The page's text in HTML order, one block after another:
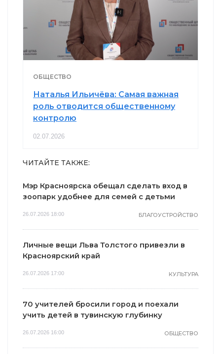
ОБЩЕСТВО
Наталья Ильичёва: Самая важная
роль отводится общественному
контролю
02.07.2026
ЧИТАЙТЕ ТАКЖЕ:
Мэр Красноярска обещал сделать вход в
зоопарк удобнее для семей с детьми
26.07.2026 18:00 БЛАГОУСТРОЙСТВО
Личные вещи Льва Толстого привезли в
Красноярский край
26.07.2026 17:00 КУЛЬТУРА
70 учителей бросили город и поехали
учить детей в тувинскую глубинку
26.07.2026 16:00 ОБЩЕСТВО